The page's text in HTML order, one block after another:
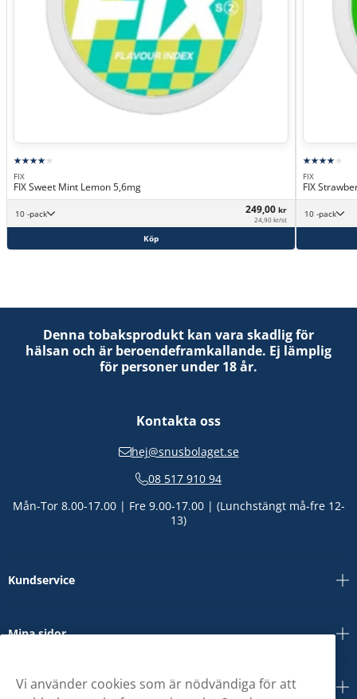
FIX
FIX Sweet Mint Lemon 5,6mg
10 -pack 249,00 kr
24,90 kr/st
Köp
FIX
FIX
10 -pack
Denna tobaksprodukt kan vara skadlig för
hälsan och är beroendeframkallande. Ej lämplig
för personer under 18 år.
Kontakta oss
hej@snusbolaget.se
08 517 910 94
Mån-Tor 8.00-17.00 | Fre 9.00-17.00 | (Lunchstängt må-fre 12-
13)
Kundservice
Mina sidor
Om oss
Vi använder cookies som är nödvändiga för att